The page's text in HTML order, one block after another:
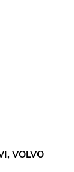
VOLVO